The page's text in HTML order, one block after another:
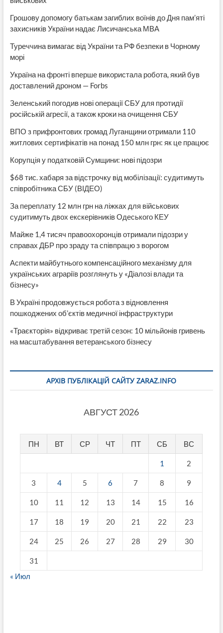
Грошову допомогу батькам загиблих воїнів до Дня пам’яті
захисників України надає Лисичанська МВА
Туреччина вимагає від України та РФ безпеки в Чорному
морі
Україна на фронті вперше використала робота, який був
доставлений дроном — Forbs
Зеленський погодив нові операції СБУ для протидії
російській агресії, а також кроки на очищення СБУ
ВПО з прифронтових громад Луганщини отримали 110
житлових сертифікатів на понад 150 млн грн: як це працює
Корупція у податковій Сумщини: нові підозри
$68 тис. хабаря за відстрочку від мобілізації: судитимуть
співробітника СБУ (ВІДЕО)
За переплату 12 млн грн на ліжках для військових
судитимуть двох екскерівників Одеського КЕУ
Майже 1,4 тисяч правоохоронців отримали підозри у
справах ДБР про зраду та співпрацю з ворогом
Аспекти майбутнього компенсаційного механізму для
українських аграріїв розглянуть у «Діалозі влади та
бізнесу»
В Україні продовжується робота з відновлення
пошкоджених об’єктів медичної інфраструктури
«Траєкторія» відкриває третій сезон: 10 мільйонів гривень
на масштабування ветеранського бізнесу
АРХІВ ПУБЛІКАЦІЙ САЙТУ ZARAZ.INFO
АВГУСТ 2026
ПН ВТ СР ЧТ ПТ СБ ВС
1 2
3 4 5 6 7 8 9
10 11 12 13 14 15 16
17 18 19 20 21 22 23
24 25 26 27 28 29 30
31
« Июл